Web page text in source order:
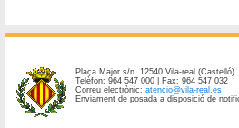
Plaça Major s/n. 12540 Vila-real (Castelló)
Telèfon: 964 547 000 | Fax: 964 547 032
Correu electrònic:atencio@vila-real.es
Enviament de posada a disposició de